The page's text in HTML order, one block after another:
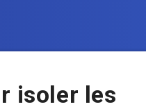
isoler les